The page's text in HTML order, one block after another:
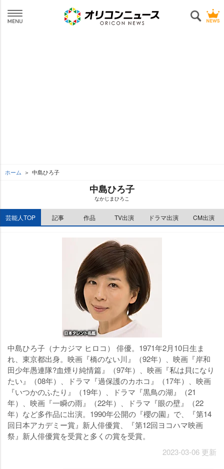
ホーム 中島ひろ子
中島ひろ子
なかじまひろこ
芸能人TOP 記事 作品 TV出演 ドラマ出演 CM出演
中島ひろ子（ナカジマ ヒロコ） 俳優。1971年2月10日生ま
れ、東京都出身。映画『橋のない川』（92年）、映画『岸和
田少年愚連隊?血煙り純情篇』（97年）、映画『私は貝になり
たい』（08年）、ドラマ『過保護のカホコ』（17年）、映画
『いつかのふたり』（19年）、ドラマ『黒鳥の湖』（21
年）、映画『一瞬の雨』（22年）、ドラマ『眼の壁』（22
年）など多作品に出演。1990年公開の『櫻の園』で、『第14
回日本アカデミー賞』新人俳優賞、『第12回ヨコハマ映画
祭』新人俳優賞を受賞と多くの賞を受賞。
2023-03-06 更新